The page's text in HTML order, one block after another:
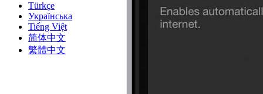
Türkçe
Українська
Tiếng Việt
简体中文
繁體中文